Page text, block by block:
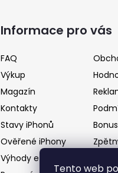
Tento web
Informace pro vás
FAQ
Výkup
Magazín
Kontakty
Stavy iPhonů
Ověřené iPhony
Výhody e-shopu